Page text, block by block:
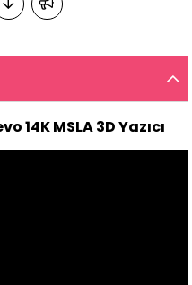
14K MSLA 3D Yazıcı